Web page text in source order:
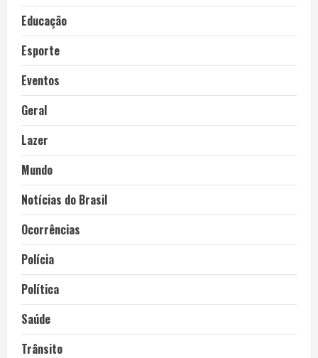
Educação
Esporte
Eventos
Geral
Lazer
Mundo
Notícias do Brasil
Ocorrências
Polícia
Política
Saúde
Trânsito